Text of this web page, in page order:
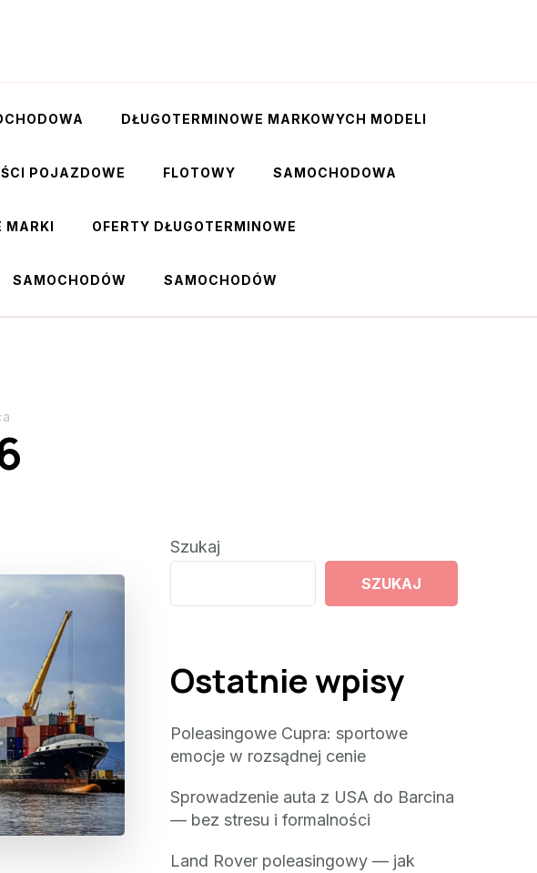
DŁUGOTERMINOWE MARKOWYCH MODELI
POJAZDOWE FLOTOWY SAMOCHODOWA
MARKI OFERTY DŁUGOTERMINOWE
SAMOCHODÓW SAMOCHODÓW
Szukaj
SZUKAJ
Ostatnie wpisy
Poleasingowe Cupra: sportowe
emocje w rozsądnej cenie
Sprowadzenie auta z USA do Barcina
— bez stresu i formalności
Land Rover poleasingowy — jak